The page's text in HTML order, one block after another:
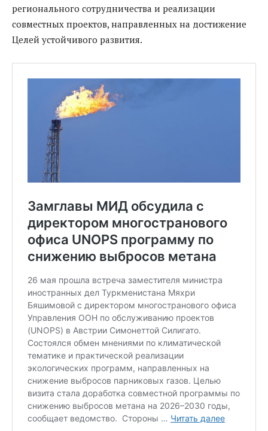
регионального сотрудничества и реализации
совместных проектов, направленных на достижение
Целей устойчивого развития.